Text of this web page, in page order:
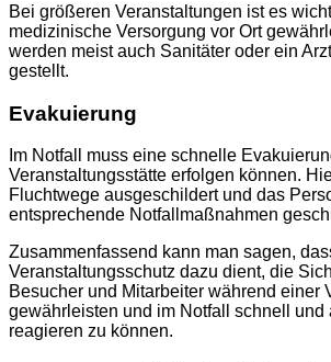
Bei größeren Veranstaltungen ist es
medizinische Versorgung vor Ort
werden meist auch Sanitäter oder ein
gestellt.
Evakuierung
Im Notfall muss eine schnelle
Veranstaltungsstätte erfolgen können.
Fluchtwege ausgeschildert und das
entsprechende Notfallmaßnahmen
Zusammenfassend kann man sagen,
Veranstaltungsschutz dazu dient, die
Besucher und Mitarbeiter während einer
gewährleisten und im Notfall schnell und
reagieren zu können.